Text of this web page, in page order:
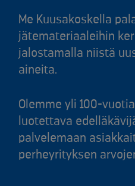
Me Kuusakoskella
jätemateriaaleihin
jalostamalla niistä
aineita.
Olemme yli 100-
luotettava
palvelemaan
perheyrityksen